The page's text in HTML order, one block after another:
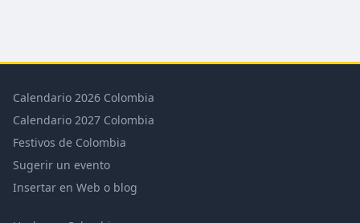
Calendario 2026 Colombia
Calendario 2027 Colombia
Festivos de Colombia
Sugerir un evento
Insertar en Web o blog